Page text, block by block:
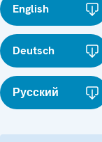
English
Deutsch
Русский